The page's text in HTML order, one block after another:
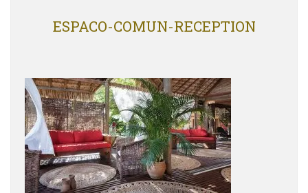
ESPACO-COMUN-RECEPTION